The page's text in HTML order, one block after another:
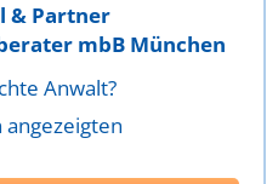
& Partner
mbB München
Anwalt?